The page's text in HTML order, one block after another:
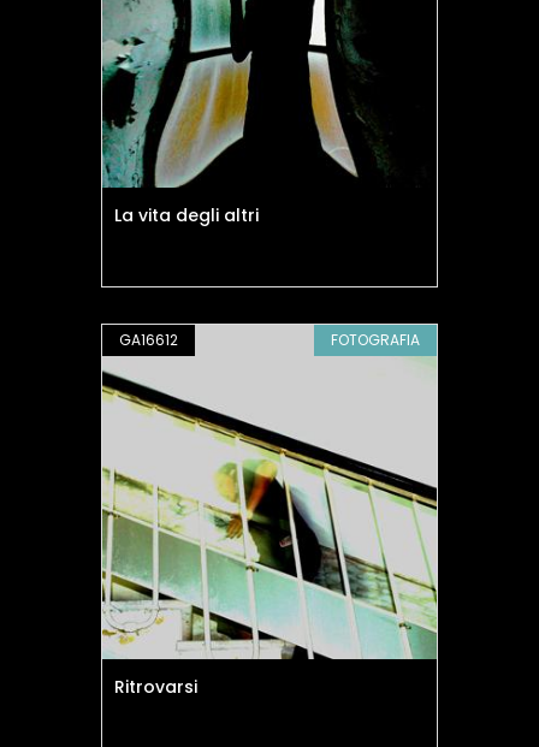
La vita degli altri
GA16612 FOTOGRAFIA
Ritrovarsi